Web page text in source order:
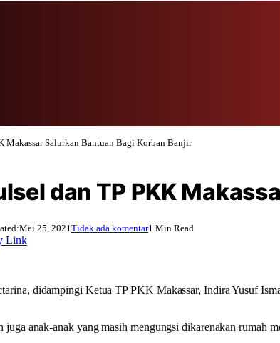
Makassar Salurkan Bantuan Bagi Korban Banjir
dan TP PKK
Mei 25, 2021 Tidak ada komentar1 Min Read
Link
didampingi Ketua TP PKK Makassar, Indira Yusuf
anak-anak yang masih mengungsi dikarenakan rumah